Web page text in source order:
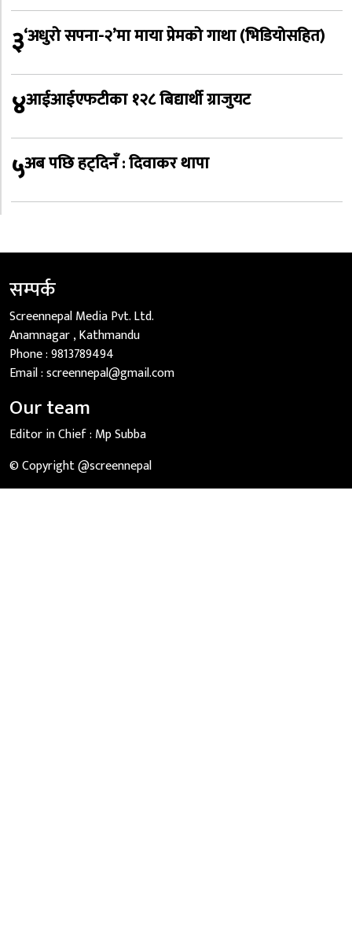
३‘अधुरो सपना-२’मा माया प्रेमको गाथा (भिडियोसहित)
४आईआईएफटीका १२८ बिद्यार्थी ग्राजुयट
५अब पछि हट्दिनँ : दिवाकर थापा
सम्पर्क
Screennepal Media Pvt. Ltd.
Anamnagar , Kathmandu
Phone :9813789494
Email :screennepal@gmail.com
Our team
Editor in Chief : Mp Subba
© Copyright @screennepal